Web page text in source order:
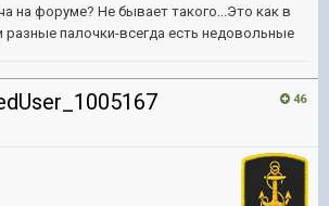
на форуме? Не бывает такого...Это как в
разные палочки-всегда есть недовольные
46